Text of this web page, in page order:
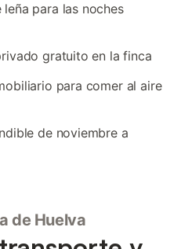
para las noches
gratuito en la finca
para comer al aire
de noviembre a
de Huelva